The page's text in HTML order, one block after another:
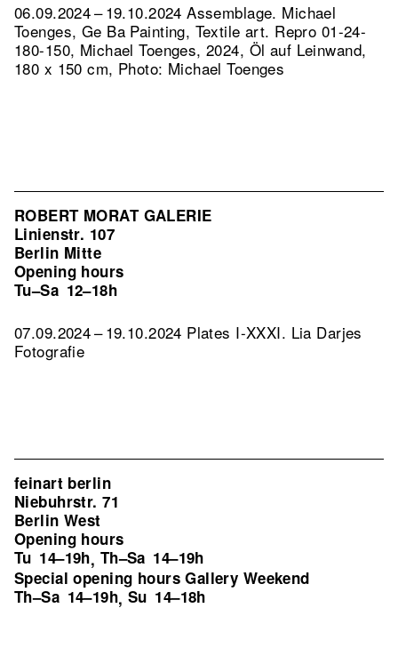
06.09.2024 – 19.10.2024 Assemblage. Michael
Toenges, Ge Ba Painting, Textile art. Repro 01-24-
180-150, Michael Toenges, 2024, Öl auf Leinwand,
180 x 150 cm, Photo: Michael Toenges
ROBERT MORAT GALERIE
Linienstr. 107
Berlin Mitte
Opening hours
Tu–Sa 12–18h
07.09.2024 – 19.10.2024 Plates I-XXXI. Lia Darjes
Fotografie
feinart berlin
Niebuhrstr. 71
Berlin West
Opening hours
Tu 14–19h, Th–Sa 14–19h
Special opening hours Gallery Weekend
Th–Sa 14–19h, Su 14–18h